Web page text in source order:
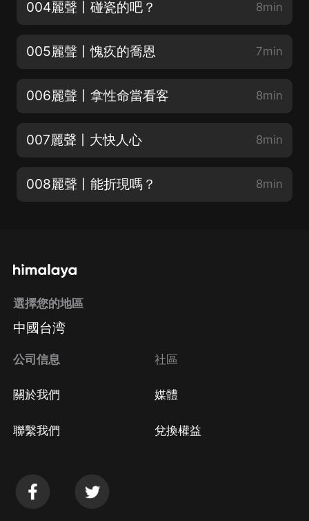
004麗聲丨碰瓷的吧？ 8min
005麗聲丨愧疚的喬恩 7min
006麗聲丨拿性命當看客 8min
007麗聲丨大快人心 8min
008麗聲丨能折現嗎？ 8min
選擇您的地區
中國台湾
公司信息
關於我們
聯繫我們
社區
媒體
兌換權益